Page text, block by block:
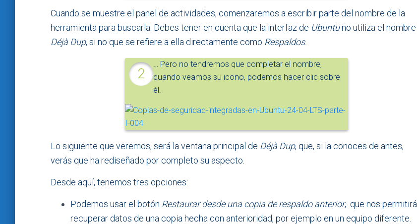
Cuando se muestre el panel de actividades, comenzaremos a escribir parte del nombre de la
herramienta para buscarla. Debes tener en cuenta que la interfaz de Ubuntuno utiliza el nombre
Déjà Dup, si no que se refiere a ella directamente como Respaldos.
… Pero no tendremos que completar el nombre,
cuando veamos su icono, podemos hacer clic sobre
él.
Lo siguiente que veremos, será la ventana principal de Déjà Dup, que, si la conoces de antes,
verás que ha rediseñado por completo su aspecto.
Desde aquí, tenemos tres opciones:
Podemos usar el botón Restaurar desde una copia de respaldo anterior, que nos permitirá
recuperar datos de una copia hecha con anterioridad, por ejemplo en un equipo diferente.